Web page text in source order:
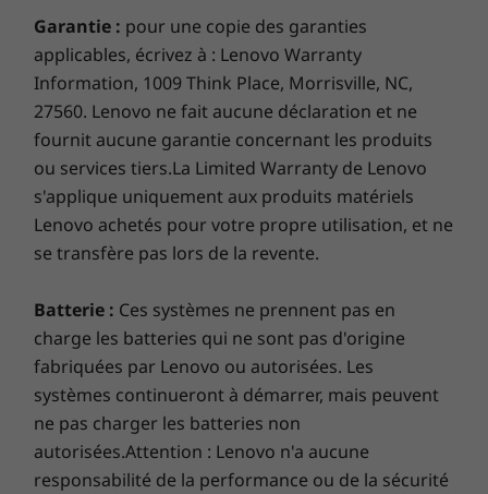
*Toutes les spécifications ne sont pas disponibles sur
lenovo.com
La disponibilité des spécifications technologiques peut varier selon la
région et est sujette à changement sur Lenovo.com et pour la collecte en
magasin.
Garantie : pour une copie des garanties
applicables, écrivez à : Lenovo Warranty
Information, 1009 Think Place, Morrisville, NC,
27560. Lenovo ne fait aucune déclaration et ne
fournit aucune garantie concernant les produits
ou services tiers.La Limited Warranty de Lenovo
s'applique uniquement aux produits matériels
Lenovo achetés pour votre propre utilisation, et ne
se transfère pas lors de la revente.
Batterie : Ces systèmes ne prennent pas en
charge les batteries qui ne sont pas d'origine
fabriquées par Lenovo ou autorisées. Les
systèmes continueront à démarrer, mais peuvent
ne pas charger les batteries non
autorisées.Attention : Lenovo n'a aucune
responsabilité de la performance ou de la sécurité